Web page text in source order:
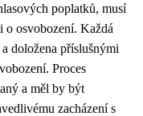
poplatků, musí
o osvobození. Každá
doložena příslušnými
Proces
a měl by být
zacházení s